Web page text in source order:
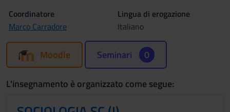
Coordinatore
Marco Carradore
Lingua di erogazione
Italiano
Moodle Seminari 0
L'insegnamento è organizzato come segue: